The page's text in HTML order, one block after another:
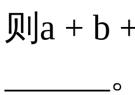
则a + b
______。